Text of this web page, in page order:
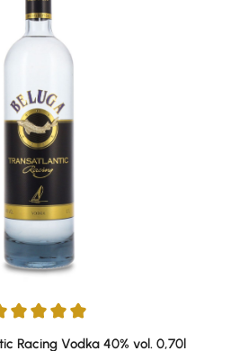
von 5 von 5 Sternen
Racing Vodka 40% vol. 0,70l